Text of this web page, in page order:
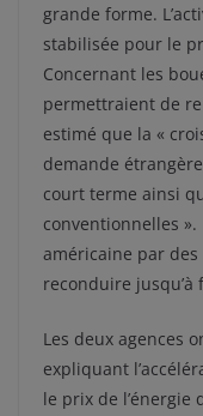
grande forme.
stabilisée pour le
Concernant les
permettraient de
estimé que la «
demande
court terme ainsi
conventionnelles ».
américaine par des
reconduire jusqu’à
Les deux agences
expliquant
le prix de l’énergie